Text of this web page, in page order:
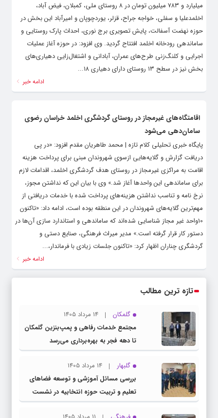
میلیارد و ۷۸۳ میلیون تومان در ۸ روستای ملی، کمبلان، فیض آباد،
اخلمدعلیا و سفلی، خواجه جراح، قزلر، یوردچوپان و امیرآباد این بخش در
حوزه نهضت آسفالت، پایش تصویری برج نوری، احداث پارک روستایی و
ساماندهی رودخانه اخلمد افتتاح گردید. وی افزود: در حوزه آغاز عملیات
اجرایی و کلنگ‌زنی طرح‌های عمران، آبادانی و اشتغال‌زایی دهیاری‌های
بخش نیز در سطح ۱۳ روستای دارای دهیاری ۱۸...
ادامه خبر
اقامتگاه‌های غیرمجاز در روستای گردشگری اخلمد خراسان رضوی
سامان‌دهی می‌شود
پایگاه خبری تحلیلی کلام تازه | محمد طاهریان مقدم افزود: «در پی
دریافت گزارش و گلایه‌هایی ازسوی شهروندان مبنی برای پرداخت هزینه
اقامت به مراکزی غیرمجاز در روستای هدف گردشگری اخلمد، اقدامات لازم
برای ساماندهی این واحد‌ها آغاز شد.» وی با بیان این که نداشتن مجوز،
نرخ نامه و تناسب نداشتن هزینه‌های پرداخت شده با خدمات دریافتی از
مهم‌ترین گلایه‌های شهروندان در این منطقه بوده است، ادامه داد: «تاکنون
10واحد غیر مجاز شناسایی شده‌اند که ساماندهی و استاندارد سازی آن‎‌ها در
دستور کار قرار گرفته است.» مدیر میراث فرهنگی، صنایع دستی و
گردشگری چناران اظهار کرد: «تاکنون جلسات زیادی با فرماندار،...
ادامه خبر
تازه ترین مطالب
گلمکان
14 مرداد 1405
مجتمع خدمات رفاهی و پمپ‌بنزین گلمکان
تا دهه فجر به بهره‌برداری می‌رسد
گلبهار
14 مرداد 1405
بررسی مسائل آموزشی و توسعه فضاهای
تعلیم و تربیت حوزه انتخابیه در نشست
مشترک عضو کمیسیون آموزش مجلس با